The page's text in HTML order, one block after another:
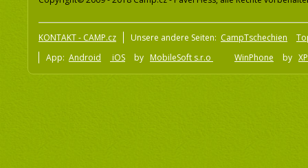
KONTAKT - CAMP.cz Unsere andere Seiten: CampTschechien
App: Android iOS by MobileSoft s.r.o WinPhone by